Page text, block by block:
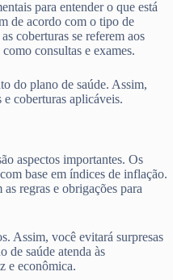
para entender o que está
de acordo com o tipo de
coberturas se referem aos
consultas e exames.
do plano de saúde. Assim,
e coberturas aplicáveis.
aspectos importantes. Os
base em índices de inflação.
regras e obrigações para
Assim, você evitará surpresas
de saúde atenda às
e econômica.